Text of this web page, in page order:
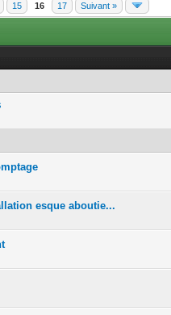
15 16 17 Suivant »
5
esque aboutie...
5
5